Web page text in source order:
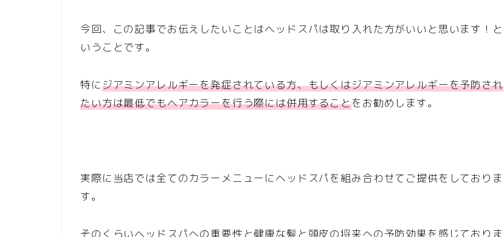
今回、この記事でお伝えしたいことはヘッドスパは取り入れた方がいいと思います！と
いうことです。
特にジアミンアレルギーを発症されている方、もしくはジアミンアレルギーを予防され
たい方は最低でもヘアカラーを行う際には併用することをお勧めします。
実際に当店では全てのカラーメニューにヘッドスパを組み合わせてご提供をしておりま
す。
そのくらいヘッドスパへの重要性と健康な髪と頭皮の将来への予防効果を感じておりま